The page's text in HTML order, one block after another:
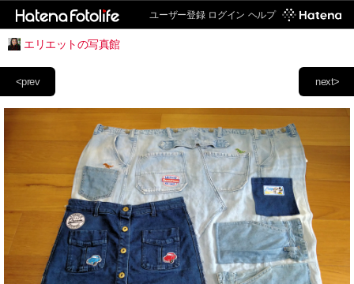
ユーザー登録 ログイン ヘルプ
エリエットの写真館
next>
<prev